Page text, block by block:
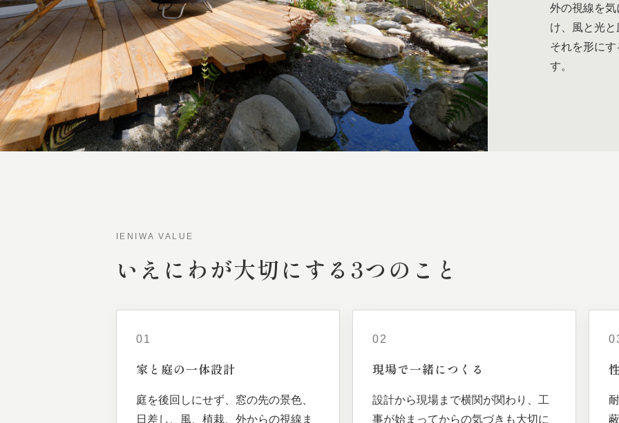
外の視線を
け、風と光
それを形に
す。
IENIWA VALUE
いえにわが大切にする 3つの こと
01
家と 庭の一体設計
庭を後回しにせず、窓の先の景色、
日差し、風、植栽、外からの視線ま
02
現場で一緒につくる
設計から現場まで横関が関わり、工
事が始まってからの気づきも大切に